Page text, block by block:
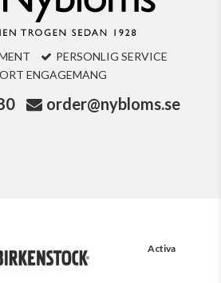
PERSONLIG SERVICE
ENGAGEMANG
order@nybloms.se
Activa